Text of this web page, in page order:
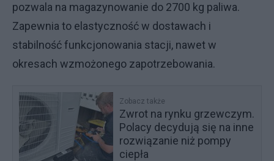
pozwala na magazynowanie do 2700 kg paliwa.
Zapewnia to elastyczność w dostawach i
stabilność funkcjonowania stacji, nawet w
okresach wzmożonego zapotrzebowania.
Zobacz także
Zwrot na rynku grzewczym.
Polacy decydują się na inne
rozwiązanie niż pompy
ciepła